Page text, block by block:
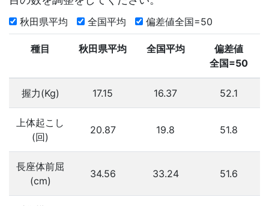
秋田県平均 全国平均 偏差値全国=50
種目 秋田県平均 全国平均
偏差値
全国=50
握力(Kg) 17.15 16.37 52.1
上体起こし
(回)
20.87 19.8 51.8
長座体前屈
(cm)
34.56 33.24 51.6